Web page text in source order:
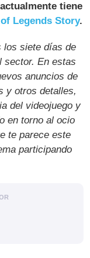
actualmente tiene
Legends Story.
los siete días de
sector. En estas
anuncios de
y otros detalles,
del videojuego y
en torno al ocio
te parece este
participando